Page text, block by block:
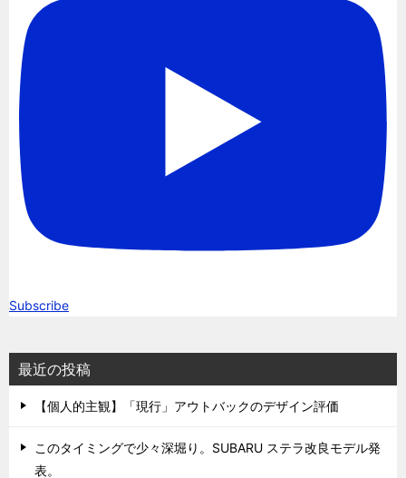
Subscribe
最近の投稿
【個人的主観】「現行」アウトバックのデザイン評価
このタイミングで少々深堀り。SUBARU ステラ改良モデル発
表。